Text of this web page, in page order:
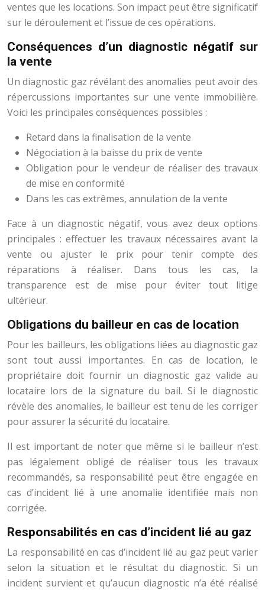
ventes que les locations. Son impact peut être significatif
sur le déroulement et l’issue de ces opérations.
Conséquences d’un diagnostic négatif sur
la vente
Un diagnostic gaz révélant des anomalies peut avoir des
répercussions importantes sur une vente immobilière.
Voici les principales conséquences possibles :
Retard dans la finalisation de la vente
Négociation à la baisse du prix de vente
Obligation pour le vendeur de réaliser des travaux
de mise en conformité
Dans les cas extrêmes, annulation de la vente
Face à un diagnostic négatif, vous avez deux options
principales : effectuer les travaux nécessaires avant la
vente ou ajuster le prix pour tenir compte des
réparations à réaliser. Dans tous les cas, la
transparence est de mise pour éviter tout litige
ultérieur.
Obligations du bailleur en cas de location
Pour les bailleurs, les obligations liées au diagnostic gaz
sont tout aussi importantes. En cas de location, le
propriétaire doit fournir un diagnostic gaz valide au
locataire lors de la signature du bail. Si le diagnostic
révèle des anomalies, le bailleur est tenu de les corriger
pour assurer la sécurité du locataire.
Il est important de noter que même si le bailleur n’est
pas légalement obligé de réaliser tous les travaux
recommandés, sa responsabilité peut être engagée en
cas d’incident lié à une anomalie identifiée mais non
corrigée.
Responsabilités en cas d’incident lié au gaz
La responsabilité en cas d’incident lié au gaz peut varier
selon la situation et le résultat du diagnostic. Si un
incident survient et qu’aucun diagnostic n’a été réalisé